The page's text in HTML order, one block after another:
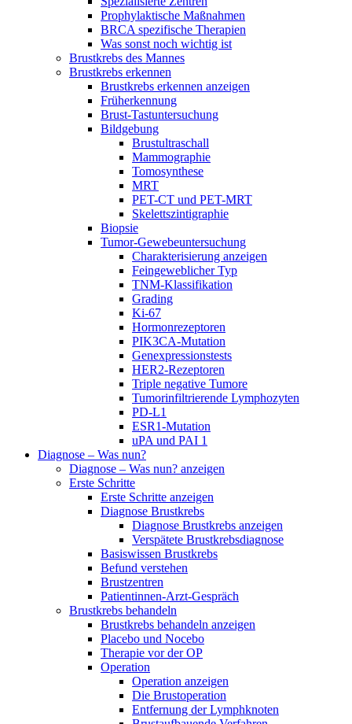
Prophylaktische Maßnahmen
BRCA spezifische Therapien
Was sonst noch wichtig ist
Brustkrebs des Mannes
Brustkrebs erkennen
Brustkrebs erkennen anzeigen
Früherkennung
Brust-Tastuntersuchung
Bildgebung
Brustultraschall
Mammographie
Tomosynthese
MRT
PET-CT und PET-MRT
Skelettszintigraphie
Biopsie
Tumor-Gewebeuntersuchung
Charakterisierung anzeigen
Feingeweblicher Typ
TNM-Klassifikation
Grading
Ki-67
Hormonrezeptoren
PIK3CA-Mutation
Genexpressionstests
HER2-Rezeptoren
Triple negative Tumore
Tumorinfiltrierende Lymphozyten
PD-L1
ESR1-Mutation
uPA und PAI 1
Diagnose – Was nun?
Diagnose – Was nun? anzeigen
Erste Schritte
Erste Schritte anzeigen
Diagnose Brustkrebs
Diagnose Brustkrebs anzeigen
Verspätete Brustkrebsdiagnose
Basiswissen Brustkrebs
Befund verstehen
Brustzentren
Patientinnen-Arzt-Gespräch
Brustkrebs behandeln
Brustkrebs behandeln anzeigen
Placebo und Nocebo
Therapie vor der OP
Operation
Operation anzeigen
Die Brustoperation
Entfernung der Lymphknoten